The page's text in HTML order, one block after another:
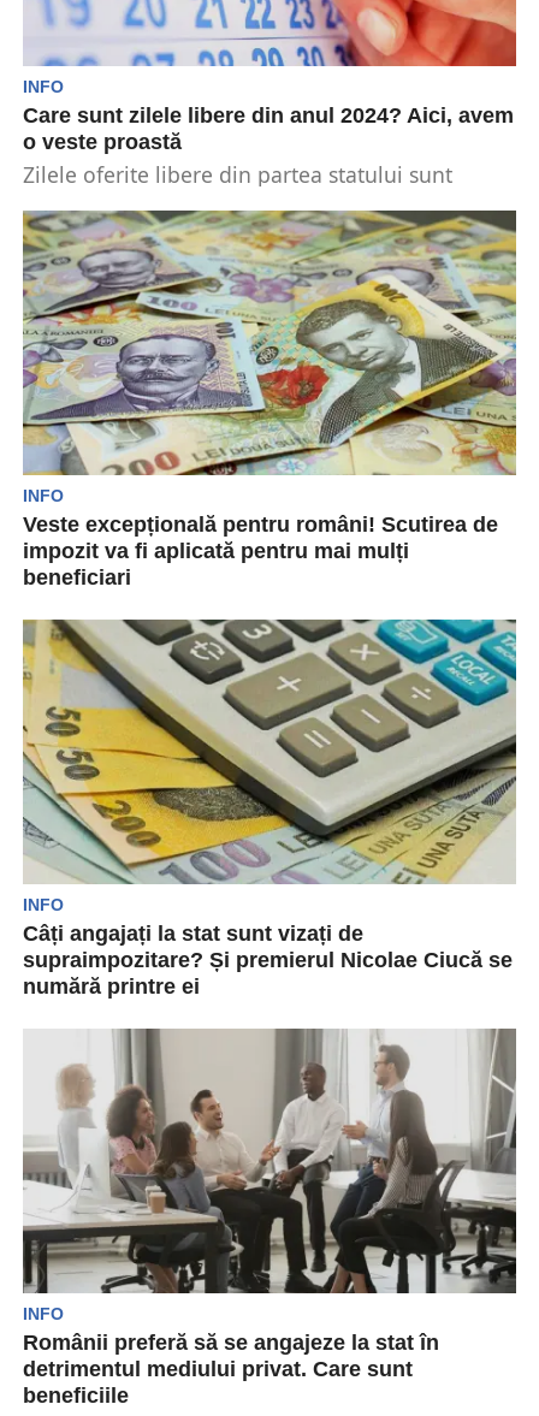
INFO
Care sunt zilele libere din anul 2024? Aici, avem
o veste proastă
Zilele oferite libere din partea statului sunt
României. Multe...
INFO
Veste excepțională pentru români! Scutirea de
impozit va fi aplicată pentru mai mulți
beneficiari
aceștia se pot bucura. Printre aceste prevederi
care sunt...
INFO
Câți angajați la stat sunt vizați de
supraimpozitare? Și premierul Nicolae Ciucă se
numără printre ei
realizarea de economii, dar evită să folosească
termeni precum „austeritate”....
INFO
Românii preferă să se angajeze la stat în
detrimentul mediului privat. Care sunt
beneficiile